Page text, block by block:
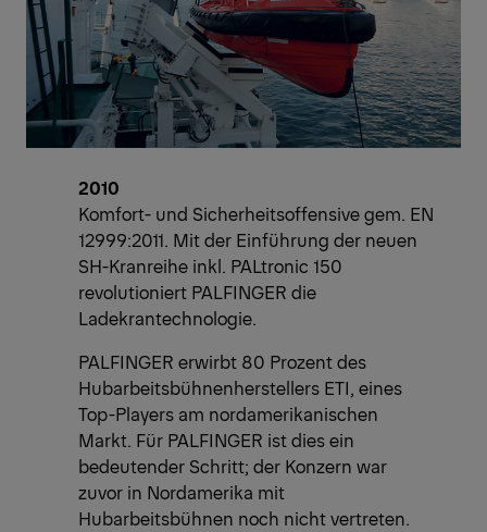
2010
Komfort- und Sicherheitsoffensive gem. EN
12999:2011. Mit der Einführung der neuen
SH-Kranreihe inkl. PALtronic 150
revolutioniert PALFINGER die
Ladekrantechnologie.
PALFINGER erwirbt 80 Prozent des
Hubarbeitsbühnenherstellers ETI, eines
Top-Players am nordamerikanischen
Markt. Für PALFINGER ist dies ein
bedeutender Schritt; der Konzern war
zuvor in Nordamerika mit
Hubarbeitsbühnen noch nicht vertreten.